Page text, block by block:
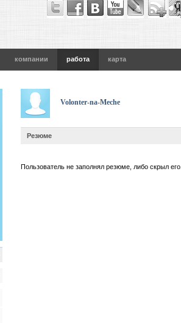
компании работа карта
Volonter-na-Meche
Резюме
Пользователь не заполнял резюме, либо скрыл его.